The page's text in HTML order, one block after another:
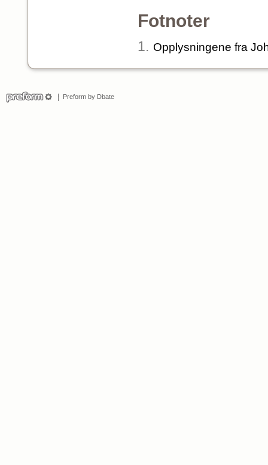
Fotnoter
1. Opplysningene fra
Preform by Dbate